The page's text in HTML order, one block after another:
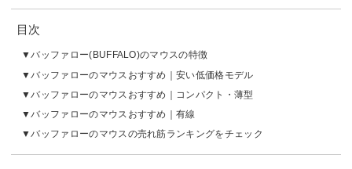
目次
バッファロー(BUFFALO)のマウスの特徴
バッファローのマウスおすすめ｜安い低価格モデル
バッファローのマウスおすすめ｜コンパクト・薄型
バッファローのマウスおすすめ｜有線
バッファローのマウスの売れ筋ランキングをチェック